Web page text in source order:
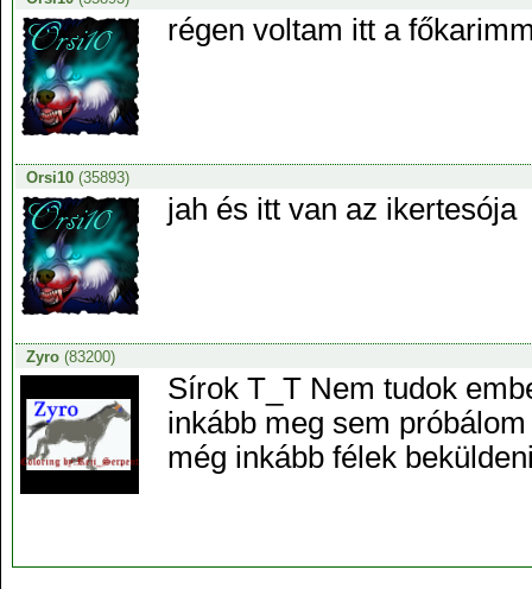
régen voltam itt a
Orsi10(35893)
jah és itt van az ikertesója
Zyro(83200)
Sírok T_T Nem tudok
inkább meg sem
még inkább félek